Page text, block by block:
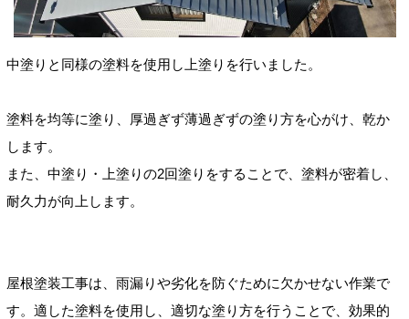
中塗りと同様の塗料を使用し上塗りを行いました。
塗料を均等に塗り、厚過ぎず薄過ぎずの塗り方を心がけ、乾か
します。
また、中塗り・上塗りの2回塗りをすることで、塗料が密着し、
耐久力が向上します。
屋根塗装工事は、雨漏りや劣化を防ぐために欠かせない作業で
す。適した塗料を使用し、適切な塗り方を行うことで、効果的